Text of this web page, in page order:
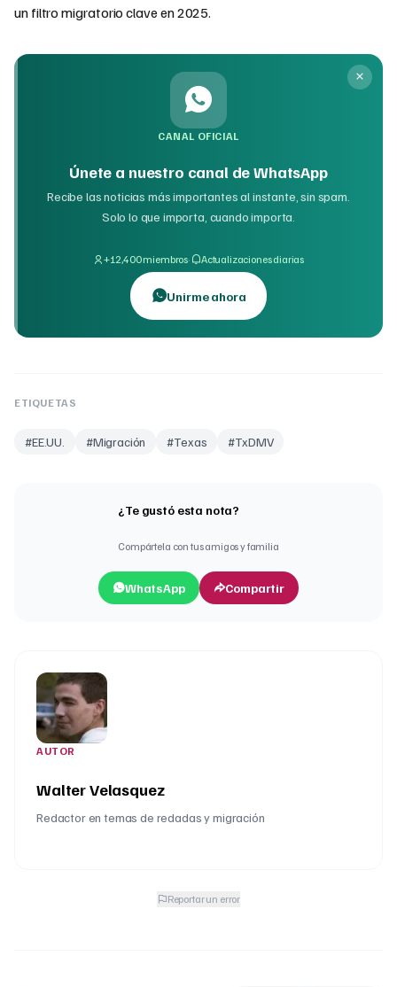
un filtro migratorio clave en 2025.
CANAL OFICIAL
Únete a nuestro canal de WhatsApp
Recibe las noticias más importantes al instante, sin spam.
Solo lo que importa, cuando importa.
+12,400 miembros· Actualizaciones diarias
Unirme ahora
ETIQUETAS
#EE.UU. #Migración #Texas #TxDMV
¿Te gustó esta nota?
Compártela con tus amigos y familia
WhatsApp Compartir
AUTOR
Walter Velasquez
Redactor en temas de redadas y migración
Reportar un error